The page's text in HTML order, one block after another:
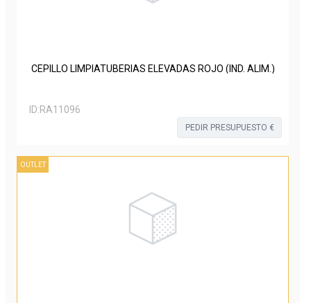
CEPILLO LIMPIATUBERIAS ELEVADAS ROJO (IND. ALIM.)
ID:RA11096
PEDIR PRESUPUESTO €
OUTLET